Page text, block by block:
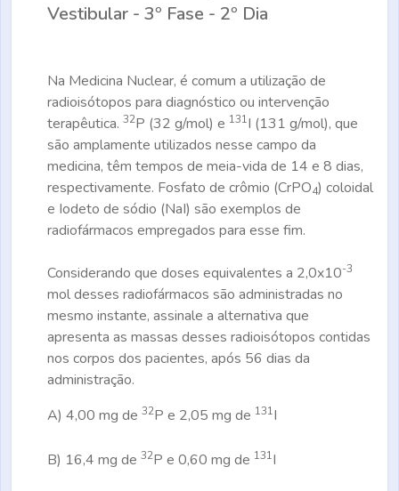
Vestibular - 3º Fase - 2º Dia
Na Medicina Nuclear, é comum a utilização de
radioisótopos para diagnóstico ou intervenção
terapêutica. 32P (32 g/mol) e 131I (131 g/mol), que
são amplamente utilizados nesse campo da
medicina, têm tempos de meia-vida de 14 e 8 dias,
respectivamente. Fosfato de crômio (CrPO4) coloidal
e Iodeto de sódio (NaI) são exemplos de
radiofármacos empregados para esse fim.
Considerando que doses equivalentes a 2,0x10-3
mol desses radiofármacos são administradas no
mesmo instante, assinale a alternativa que
apresenta as massas desses radioisótopos contidas
nos corpos dos pacientes, após 56 dias da
administração.
A) 4,00 mg de 32P e 2,05 mg de 131I
B) 16,4 mg de 32P e 0,60 mg de 131I